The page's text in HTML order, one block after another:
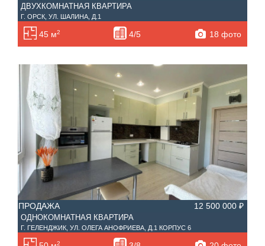
ДВУХКОМНАТНАЯ КВАРТИРА
Г. ОРСК, УЛ. ШАЛИНА, Д.1
45 м2 4/5 18 фото
ПРОДАЖА 12 500 000 ₽
ОДНОКОМНАТНАЯ КВАРТИРА
Г. ГЕЛЕНДЖИК, УЛ. ОЛЕГА АНОФРИЕВА, Д.1 КОРПУС 6
2